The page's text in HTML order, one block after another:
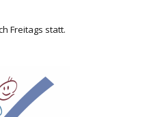
Freitags statt.